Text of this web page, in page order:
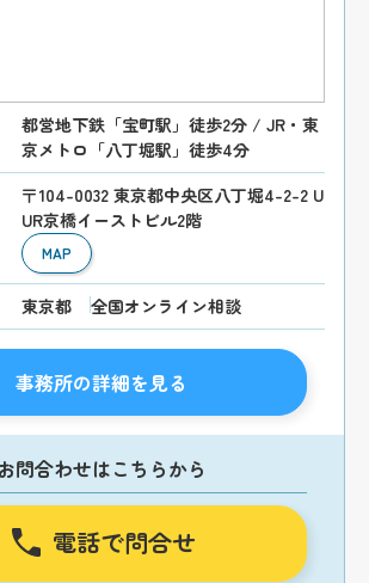
都営地下鉄「宝町駅」徒歩2分 / JR・東
京メトロ「八丁堀駅」徒歩4分
〒104-0032 東京都中央区八丁堀4-2-2 U
UR京橋イーストビル2階
MAP
東京都 全国オンライン相談
事務所の詳細を見る
お問合わせはこちらから
電話で問合せ